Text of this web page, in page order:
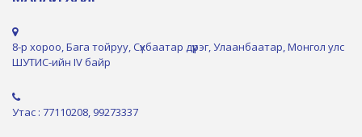
8-р хороо, Бага тойруу, Сүхбаатар дүүрэг, Улаанбаатар, Монгол улс
ШУТИС-ийн IV байр
Утас : 77110208, 99273337